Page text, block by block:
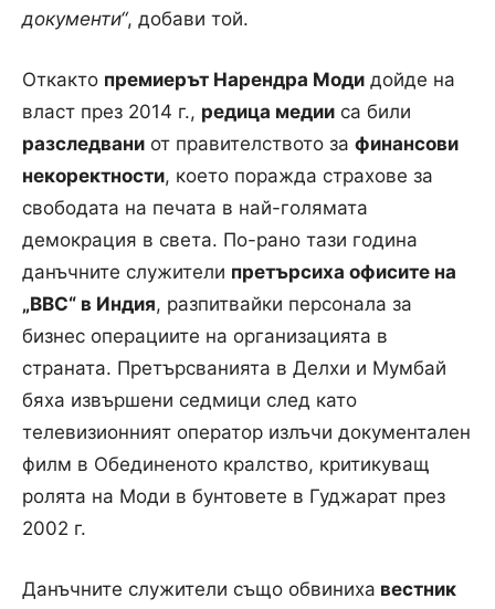
документи“, добави той.
Откакто премиерът Нарендра Моди дойде на
власт през 2014 г., редица медии са били
разследвани от правителството за финансови
некоректности, което поражда страхове за
свободата на печата в най-голямата
демокрация в света. По-рано тази година
данъчните служители претърсиха офисите на
„BBC“ в Индия, разпитвайки персонала за
бизнес операциите на организацията в
страната. Претърсванията в Делхи и Мумбай
бяха извършени седмици след като
телевизионният оператор излъчи документален
филм в Обединеното кралство, критикуващ
ролята на Моди в бунтовете в Гуджарат през
2002 г.
Данъчните служители също обвиниха вестник